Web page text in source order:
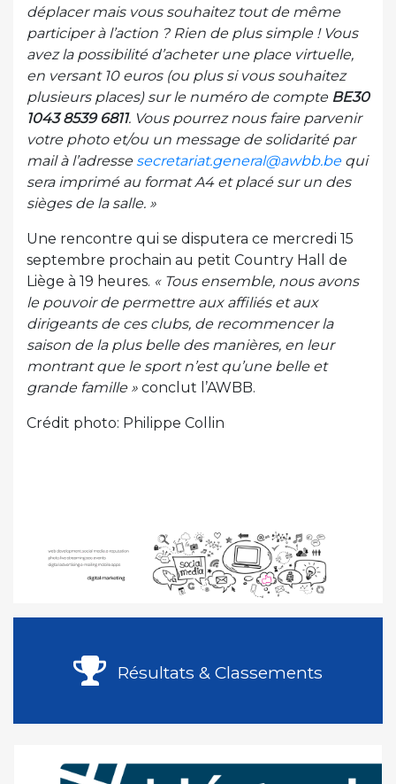
déplacer mais vous souhaitez tout de même
participer à l’action ? Rien de plus simple ! Vous
avez la possibilité d’acheter une place virtuelle,
en versant 10 euros (ou plus si vous souhaitez
plusieurs places) sur le numéro de compte BE30
1043 8539 6811. Vous pourrez nous faire parvenir
votre photo et/ou un message de solidarité par
mail à l’adresse secretariat.general@awbb.bequi
sera imprimé au format A4 et placé sur un des
sièges de la salle. »
Une rencontre qui se disputera ce mercredi 15
septembre prochain au petit Country Hall de
Liège à 19 heures. « Tous ensemble, nous avons
le pouvoir de permettre aux affiliés et aux
dirigeants de ces clubs, de recommencer la
saison de la plus belle des manières, en leur
montrant que le sport n’est qu’une belle et
grande famille » conclut l’AWBB.
Crédit photo: Philippe Collin
Résultats & Classements